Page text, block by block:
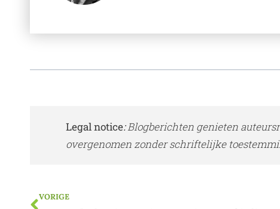
Legal notice:Blogberichten genieten
overgenomen zonder schriftelijke
VORIGE